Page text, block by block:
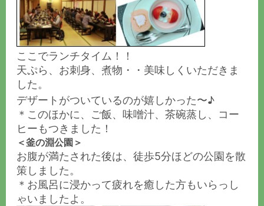
ここでランチタイム！！
天ぷら、お刺身、煮物・・美味しくいただきま
した。
デザートがついているのが嬉しかった〜♪
＊このほかに、ご飯、味噌汁、茶碗蒸し、コー
ヒーもつきました！
＜釜の淵公園 ＞
お腹が満たされた後は、徒歩5分ほどの公園を散
策しました。
＊お風呂に浸かって疲れを癒した方もいらっし
ゃいましたよ。